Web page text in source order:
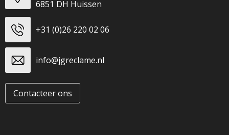
6851 DH Huissen
+31 (0)26 220 02 06
info@jgreclame.nl
Contacteer ons